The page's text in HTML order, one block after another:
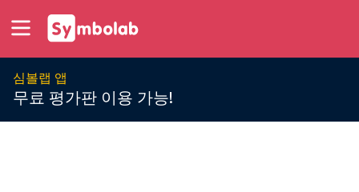
심볼랩 앱
무료 평가판 이용 가능!